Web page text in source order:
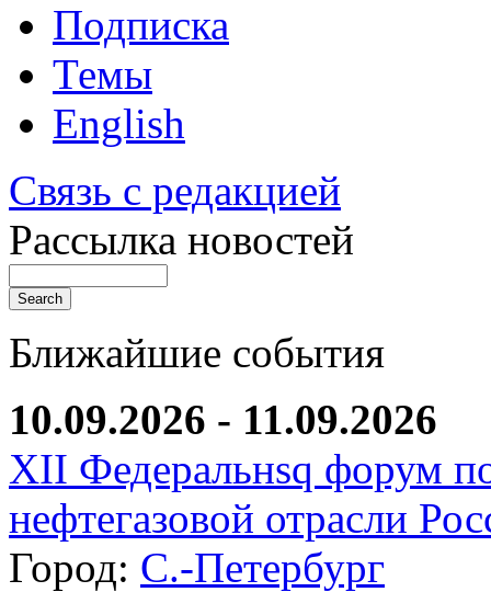
Подписка
Темы
English
Связь с редакцией
Рассылка новостей
Ближайшие события
10.09.2026 - 11.09.2026
XII Федеральнsq форум
нефтегазовой отрасли
Город: С.-Петербург